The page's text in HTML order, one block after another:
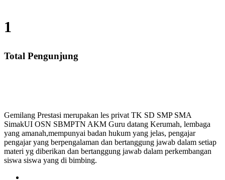
1
Total Pengunjung
Gemilang Prestasi merupakan les privat TK SD SMP SMA
SimakUI OSN SBMPTN AKM Guru datang Kerumah, lembaga
yang amanah,mempunyai badan hukum yang jelas, pengajar
pengajar yang berpengalaman dan bertanggung jawab dalam setiap
materi yg diberikan dan bertanggung jawab dalam perkembangan
siswa siswa yang di bimbing.